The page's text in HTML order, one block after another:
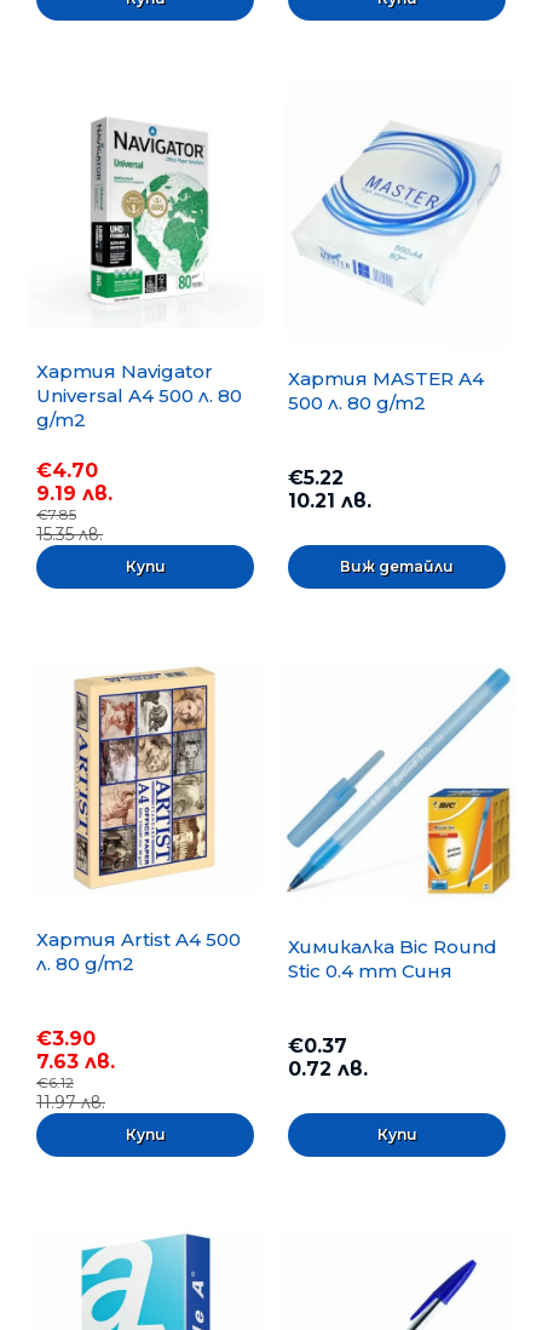
Хартия Navigator
Universal A4 500 л. 80
g/m2
€4.70
9.19 лв.
€7.85
15.35 лв.
Хартия MASTER A4
500 л. 80 g/m2
€5.22
10.21 лв.
Виж детайли
Хартия Artist A4 500
л. 80 g/m2
€3.90
7.63 лв.
€6.12
11.97 лв.
Химикалка Bic Round
Stic 0.4 mm Синя
€0.37
0.72 лв.